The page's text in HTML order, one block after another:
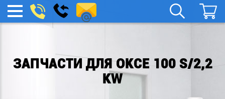
МЕНЮ
boylera@yandex.ru
Заказать
звонок
ЗАПЧАСТИ ДЛЯ OKCE 100 S/2,2
KW